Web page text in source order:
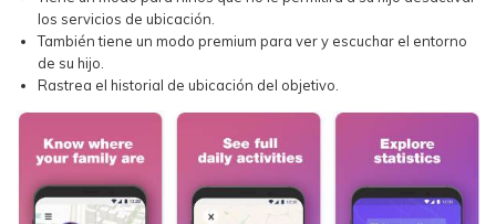
los servicios de ubicación.
También tiene un modo premium para ver y escuchar el entorno
de su hijo.
Rastrea el historial de ubicación del objetivo.